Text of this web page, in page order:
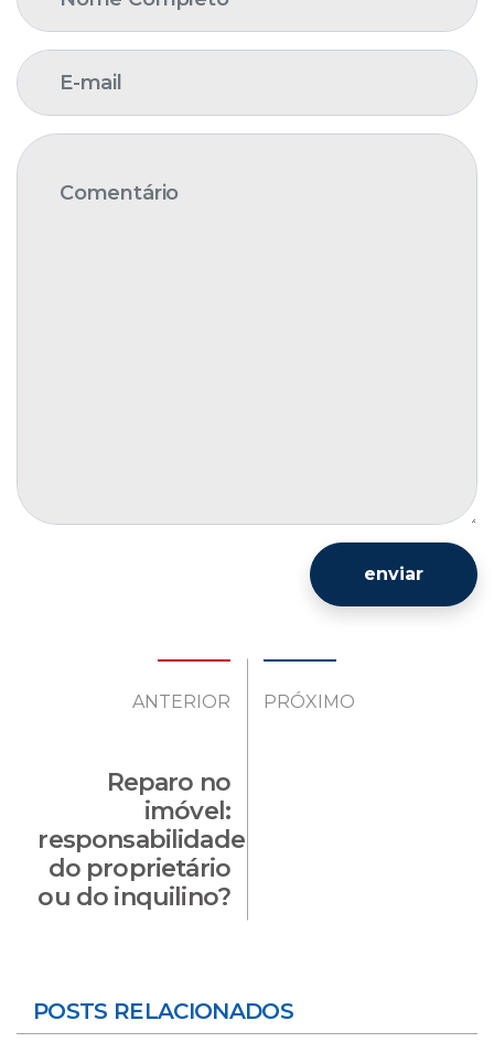
enviar
ANTERIOR
Reparo no
imóvel:
responsabilidade
do proprietário
ou do inquilino?
PRÓXIMO
POSTS RELACIONADOS